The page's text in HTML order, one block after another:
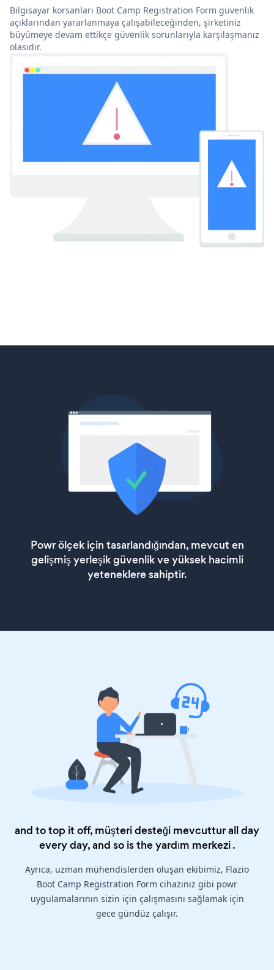
Bilgisayar korsanları Boot Camp Registration Form güvenlik
açıklarından yararlanmaya çalışabileceğinden, şirketiniz
büyümeye devam ettikçe güvenlik sorunlarıyla karşılaşmanız
olasıdır.
Powr ölçek için tasarlandığından, mevcut en
gelişmiş yerleşik güvenlik ve yüksek hacimli
yeteneklere sahiptir.
and to top it off, müşteri desteği mevcuttur all day
every day, and so is theyardım merkezi.
Ayrıca, uzman mühendislerden oluşan ekibimiz, Flazio
Boot Camp Registration Form cihazınız gibi powr
uygulamalarının sizin için çalışmasını sağlamak için
gece gündüz çalışır.